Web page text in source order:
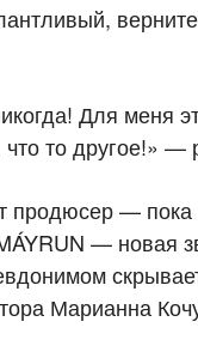
Для меня
то другое!» —
продюсер —
— новая
Марианна